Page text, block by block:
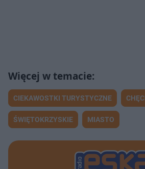
CIEKAWOSTKI TURYSTYCZNE
ŚWIĘTOKRZYSKIE MIASTO